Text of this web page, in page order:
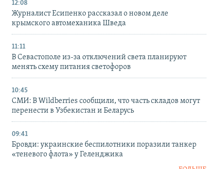
12:08
Журналист Есипенко рассказал о новом деле
крымского автомеханика Шведа
11:11
В Севастополе из-за отключений света планируют
менять схему питания светофоров
10:45
СМИ: В Wildberries сообщили, что часть складов могут
перенести в Узбекистан и Беларусь
09:41
Бровди: украинские беспилотники поразили танкер
«теневого флота» у Геленджика